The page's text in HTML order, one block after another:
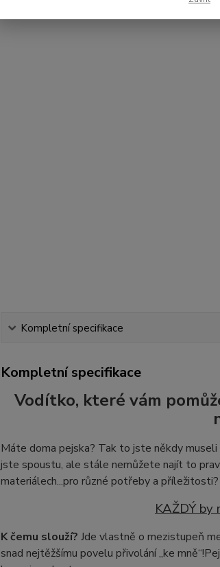
Kompletní specifikace
Kompletní specifikace
Vodítko, které vám
Máte doma pejska? Tak to jste někdy
jste spoustu, ale stále nemůžete najít to
materiálech...pro různé potřeby a příležitosti?
KAŽDÝ
K čemu slouží? Jde vlastně o mezistupeň
snad nejtěžšímu povelu přivolání„ke mně“!